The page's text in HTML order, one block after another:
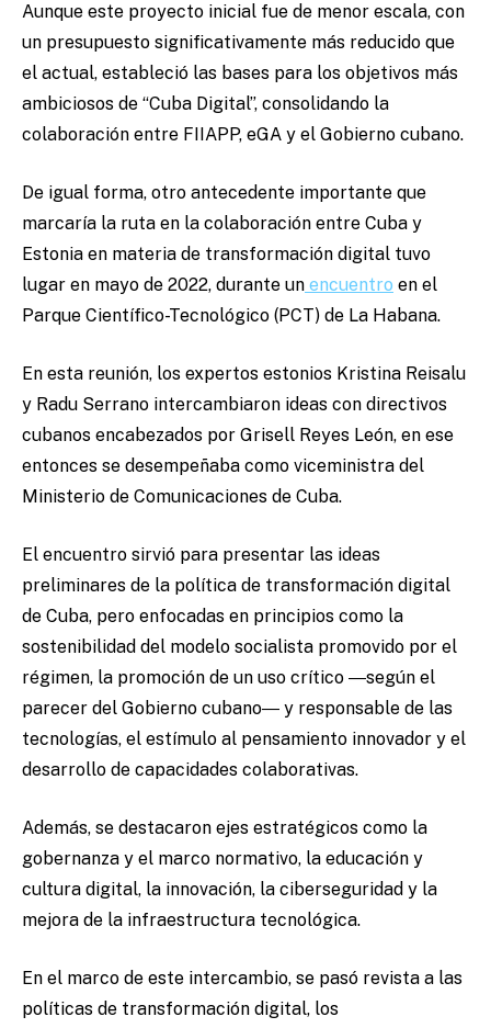
Aunque este proyecto inicial fue de menor escala, con
un presupuesto significativamente más reducido que
el actual, estableció las bases para los objetivos más
ambiciosos de “Cuba Digital”, consolidando la
colaboración entre FIIAPP, eGA y el Gobierno cubano.
De igual forma, otro antecedente importante que
marcaría la ruta en la colaboración entre Cuba y
Estonia en materia de transformación digital tuvo
lugar en mayo de 2022, durante un encuentro en el
Parque Científico-Tecnológico (PCT) de La Habana.
En esta reunión, los expertos estonios Kristina Reisalu
y Radu Serrano intercambiaron ideas con directivos
cubanos encabezados por Grisell Reyes León, en ese
entonces se desempeñaba como viceministra del
Ministerio de Comunicaciones de Cuba.
El encuentro sirvió para presentar las ideas
preliminares de la política de transformación digital
de Cuba, pero enfocadas en principios como la
sostenibilidad del modelo socialista promovido por el
régimen, la promoción de un uso crítico ―según el
parecer del Gobierno cubano― y responsable de las
tecnologías, el estímulo al pensamiento innovador y el
desarrollo de capacidades colaborativas.
Además, se destacaron ejes estratégicos como la
gobernanza y el marco normativo, la educación y
cultura digital, la innovación, la ciberseguridad y la
mejora de la infraestructura tecnológica.
En el marco de este intercambio, se pasó revista a las
políticas de transformación digital, los